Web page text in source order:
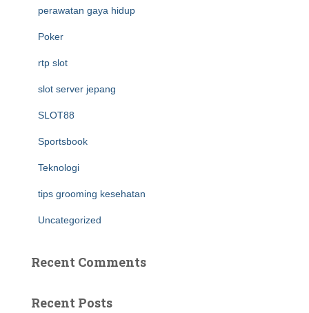
perawatan gaya hidup
Poker
rtp slot
slot server jepang
SLOT88
Sportsbook
Teknologi
tips grooming kesehatan
Uncategorized
Recent Comments
Recent Posts